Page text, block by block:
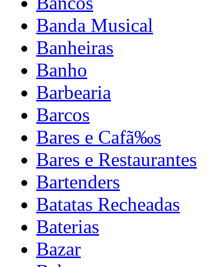
Banda Musical
Banheiras
Banho
Barbearia
Barcos
Bares e Cafã‰s
Bares e Restaurantes
Bartenders
Batatas Recheadas
Baterias
Bazar